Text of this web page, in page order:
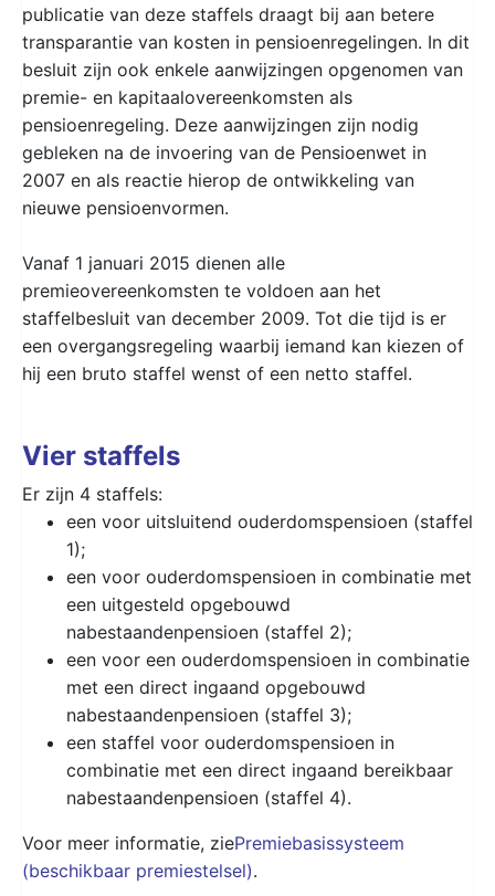
publicatie van deze staffels draagt bij aan betere
transparantie van kosten in pensioenregelingen. In dit
besluit zijn ook enkele aanwijzingen opgenomen van
premie- en kapitaalovereenkomsten als
pensioenregeling. Deze aanwijzingen zijn nodig
gebleken na de invoering van de Pensioenwet in
2007 en als reactie hierop de ontwikkeling van
nieuwe pensioenvormen.
Vanaf 1 januari 2015 dienen alle
premieovereenkomsten te voldoen aan het
staffelbesluit van december 2009. Tot die tijd is er
een overgangsregeling waarbij iemand kan kiezen of
hij een bruto staffel wenst of een netto staffel.
Vier staffels
Er zijn 4 staffels:
een voor uitsluitend ouderdomspensioen (staffel
1);
een voor ouderdomspensioen in combinatie met
een uitgesteld opgebouwd
nabestaandenpensioen (staffel 2);
een voor een ouderdomspensioen in combinatie
met een direct ingaand opgebouwd
nabestaandenpensioen (staffel 3);
een staffel voor ouderdomspensioen in
combinatie met een direct ingaand bereikbaar
nabestaandenpensioen (staffel 4).
Voor meer informatie, ziePremiebasissysteem
(beschikbaar premiestelsel).